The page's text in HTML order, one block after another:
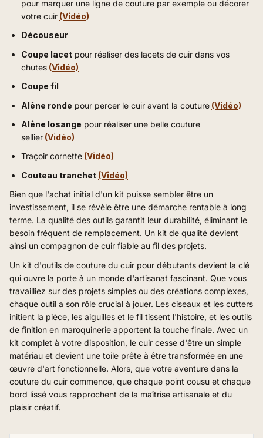
pour marquer une ligne de couture par exemple ou décorer
votre cuir (Vidéo)
Découseur
Coupe lacet pour réaliser des lacets de cuir dans vos
chutes (Vidéo)
Coupe fil
Alêne ronde pour percer le cuir avant la couture (Vidéo)
Alêne losange pour réaliser une belle couture
sellier (Vidéo)
Traçoir cornette (Vidéo)
Couteau tranchet (Vidéo)
Bien que l'achat initial d'un kit puisse sembler être un
investissement, il se révèle être une démarche rentable à long
terme. La qualité des outils garantit leur durabilité, éliminant le
besoin fréquent de remplacement. Un kit de qualité devient
ainsi un compagnon de cuir fiable au fil des projets.
Un kit d'outils de couture du cuir pour débutants devient la clé
qui ouvre la porte à un monde d'artisanat fascinant. Que vous
travailliez sur des projets simples ou des créations complexes,
chaque outil a son rôle crucial à jouer. Les ciseaux et les cutters
initient la pièce, les aiguilles et le fil tissent l'histoire, et les outils
de finition en maroquinerie apportent la touche finale. Avec un
kit complet à votre disposition, le cuir cesse d'être un simple
matériau et devient une toile prête à être transformée en une
œuvre d'art fonctionnelle. Alors, que votre aventure dans la
couture du cuir commence, que chaque point cousu et chaque
bord lissé vous rapprochent de la maîtrise artisanale et du
plaisir créatif.